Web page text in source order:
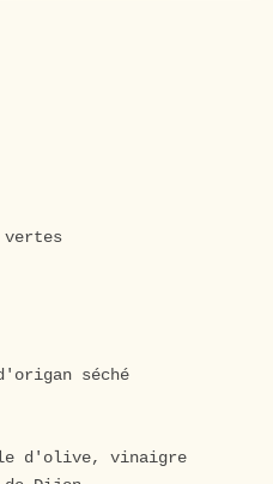
séché
d'olive, vinaigre